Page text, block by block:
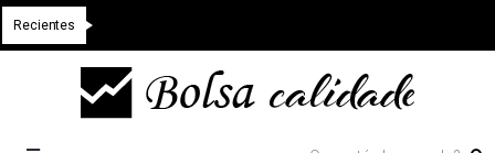
Recientes